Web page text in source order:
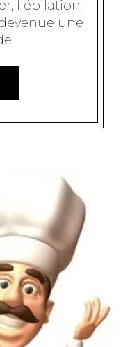
l épilation
une